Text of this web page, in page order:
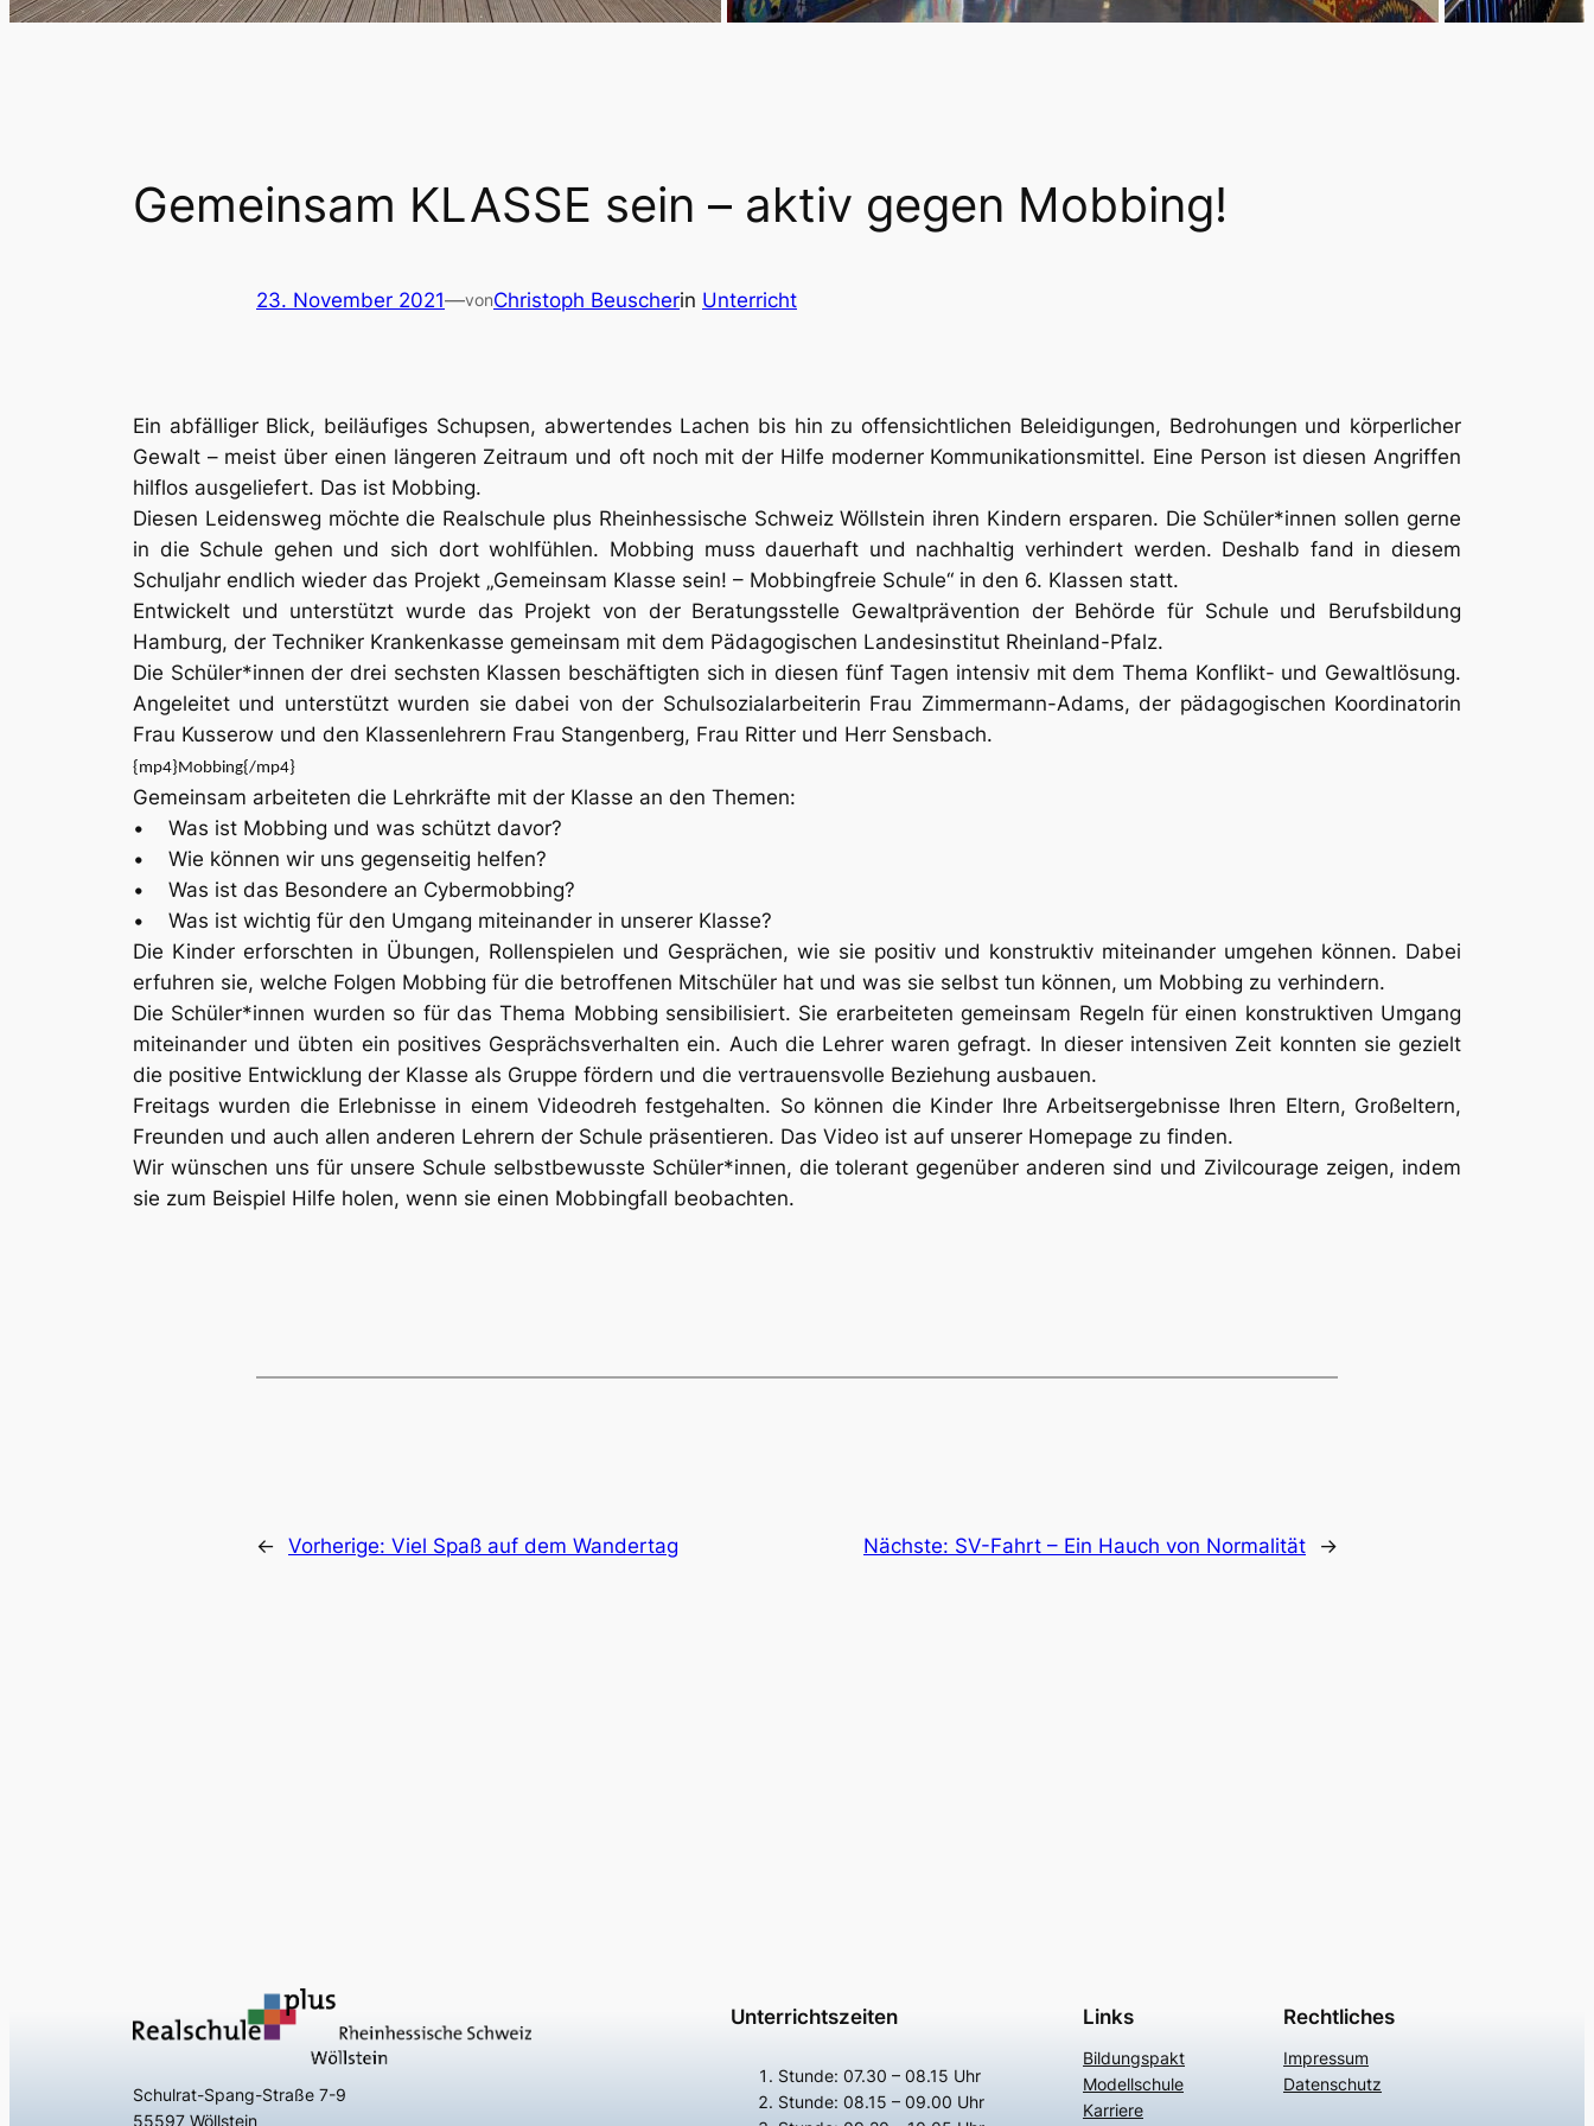
Gemeinsam KLASSE sein – aktiv gegen Mobbing!
23. November 2021—vonChristoph Beuscherin Unterricht
Ein abfälliger Blick, beiläufiges Schupsen, abwertendes Lachen bis hin zu offensichtlichen Beleidigungen, Bedrohungen und körperlicher
Gewalt – meist über einen längeren Zeitraum und oft noch mit der Hilfe moderner Kommunikationsmittel. Eine Person ist diesen Angriffen
hilflos ausgeliefert. Das ist Mobbing.
Diesen Leidensweg möchte die Realschule plus Rheinhessische Schweiz Wöllstein ihren Kindern ersparen. Die Schüler*innen sollen gerne
in die Schule gehen und sich dort wohlfühlen. Mobbing muss dauerhaft und nachhaltig verhindert werden. Deshalb fand in diesem
Schuljahr endlich wieder das Projekt „Gemeinsam Klasse sein! – Mobbingfreie Schule“ in den 6. Klassen statt.
Entwickelt und unterstützt wurde das Projekt von der Beratungsstelle Gewaltprävention der Behörde für Schule und Berufsbildung
Hamburg, der Techniker Krankenkasse gemeinsam mit dem Pädagogischen Landesinstitut Rheinland-Pfalz.
Die Schüler*innen der drei sechsten Klassen beschäftigten sich in diesen fünf Tagen intensiv mit dem Thema Konflikt- und Gewaltlösung.
Angeleitet und unterstützt wurden sie dabei von der Schulsozialarbeiterin Frau Zimmermann-Adams, der pädagogischen Koordinatorin
Frau Kusserow und den Klassenlehrern Frau Stangenberg, Frau Ritter und Herr Sensbach.
{mp4}Mobbing{/mp4}
Gemeinsam arbeiteten die Lehrkräfte mit der Klasse an den Themen:
• Was ist Mobbing und was schützt davor?
• Wie können wir uns gegenseitig helfen?
• Was ist das Besondere an Cybermobbing?
• Was ist wichtig für den Umgang miteinander in unserer Klasse?
Die Kinder erforschten in Übungen, Rollenspielen und Gesprächen, wie sie positiv und konstruktiv miteinander umgehen können. Dabei
erfuhren sie, welche Folgen Mobbing für die betroffenen Mitschüler hat und was sie selbst tun können, um Mobbing zu verhindern.
Die Schüler*innen wurden so für das Thema Mobbing sensibilisiert. Sie erarbeiteten gemeinsam Regeln für einen konstruktiven Umgang
miteinander und übten ein positives Gesprächsverhalten ein. Auch die Lehrer waren gefragt. In dieser intensiven Zeit konnten sie gezielt
die positive Entwicklung der Klasse als Gruppe fördern und die vertrauensvolle Beziehung ausbauen.
Freitags wurden die Erlebnisse in einem Videodreh festgehalten. So können die Kinder Ihre Arbeitsergebnisse Ihren Eltern, Großeltern,
Freunden und auch allen anderen Lehrern der Schule präsentieren. Das Video ist auf unserer Homepage zu finden.
Wir wünschen uns für unsere Schule selbstbewusste Schüler*innen, die tolerant gegenüber anderen sind und Zivilcourage zeigen, indem
sie zum Beispiel Hilfe holen, wenn sie einen Mobbingfall beobachten.
← Vorherige: Viel Spaß auf dem Wandertag Nächste: SV-Fahrt – Ein Hauch von Normalität →
Schulrat-Spang-Straße 7-9
55597 Wöllstein
Unterrichtszeiten
Stunde: 07.30 – 08.15 Uhr
Stunde: 08.15 – 09.00 Uhr
Links
Bildungspakt
Modellschule
Karriere
Rechtliches
Impressum
Datenschutz